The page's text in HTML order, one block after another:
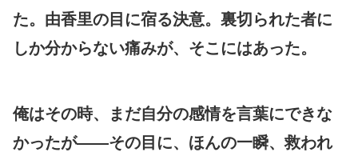
た。由香里の目に宿る決意。裏切られた者に
しか分からない痛みが、そこにはあった。
俺はその時、まだ自分の感情を言葉にできな
かったが――その目に、ほんの一瞬、救われ